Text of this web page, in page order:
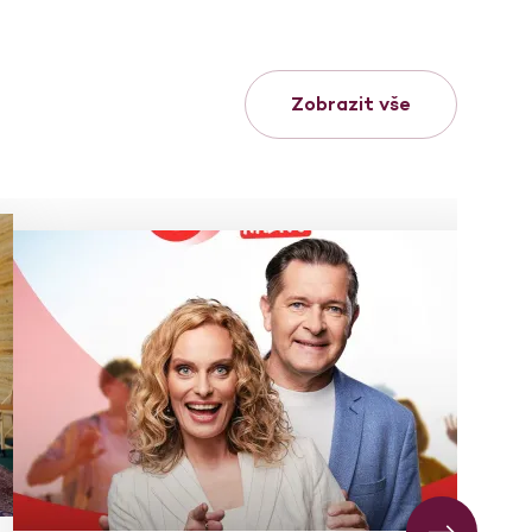
Zobrazit vše